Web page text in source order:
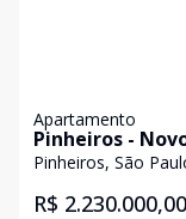
Apartamento
Pinheiros -
Pinheiros, São
R$ 2.230.000,00